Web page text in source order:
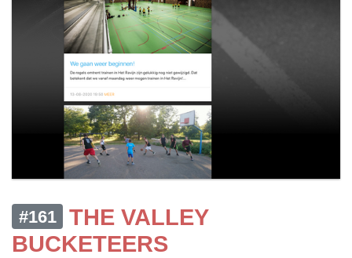
#161
THE VALLEY
BUCKETEERS